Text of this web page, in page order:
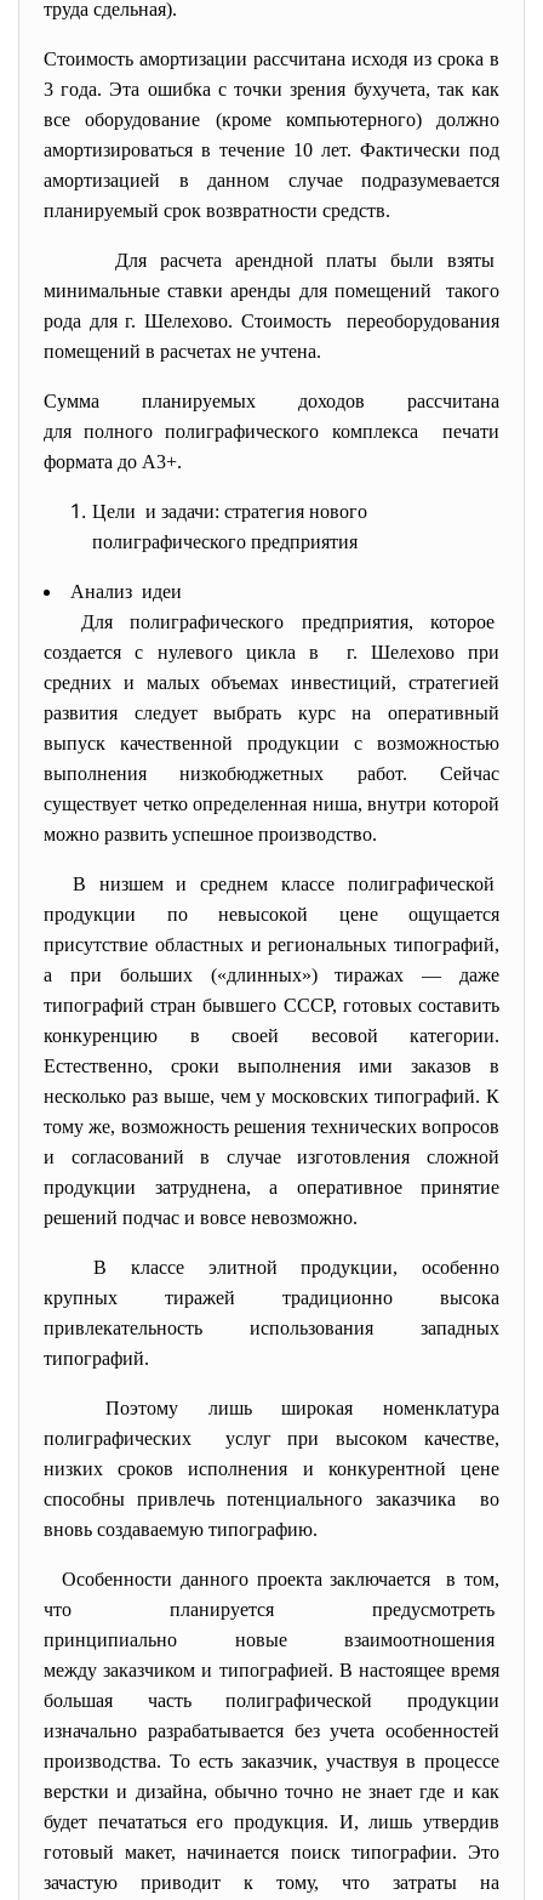
труда сдельная).
Стоимость амортизации рассчитана исходя из срока в
3 года. Эта ошибка с точки зрения бухучета, так как
все оборудование (кроме компьютерного) должно
амортизироваться в течение 10 лет. Фактически под
амортизацией в данном случае подразумевается
планируемый срок возвратности средств.
Для расчета арендной платы были взяты
минимальные ставки аренды для помещений такого
рода для г. Шелехово. Стоимость переоборудования
помещений в расчетах не учтена.
Сумма планируемых доходов рассчитана
для полного полиграфического комплекса печати
формата до А3+.
Цели и задачи: стратегия нового
полиграфического предприятия
Анализ идеи
Для полиграфического предприятия, которое
создается с нулевого цикла в г. Шелехово при
средних и малых объемах инвестиций, стратегией
развития следует выбрать курс на оперативный
выпуск качественной продукции с возможностью
выполнения низкобюджетных работ. Сейчас
существует четко определенная ниша, внутри которой
можно развить успешное производство.
В низшем и среднем классе полиграфической
продукции по невысокой цене ощущается
присутствие областных и региональных типографий,
а при больших («длинных») тиражах — даже
типографий стран бывшего СССР, готовых составить
конкуренцию в своей весовой категории.
Естественно, сроки выполнения ими заказов в
несколько раз выше, чем у московских типографий. К
тому же, возможность решения технических вопросов
и согласований в случае изготовления сложной
продукции затруднена, а оперативное принятие
решений подчас и вовсе невозможно.
В классе элитной продукции, особенно
крупных тиражей традиционно высока
привлекательность использования западных
типографий.
Поэтому лишь широкая номенклатура
полиграфических услуг при высоком качестве,
низких сроков исполнения и конкурентной цене
способны привлечь потенциального заказчика во
вновь создаваемую типографию.
Особенности данного проекта заключается в том,
что планируется предусмотреть
принципиально новые взаимоотношения
между заказчиком и типографией. В настоящее время
большая часть полиграфической продукции
изначально разрабатывается без учета особенностей
производства. То есть заказчик, участвуя в процессе
верстки и дизайна, обычно точно не знает где и как
будет печататься его продукция. И, лишь утвердив
готовый макет, начинается поиск типографии. Это
зачастую приводит к тому, что затраты на